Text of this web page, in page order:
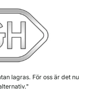
lagras. För oss är det nu